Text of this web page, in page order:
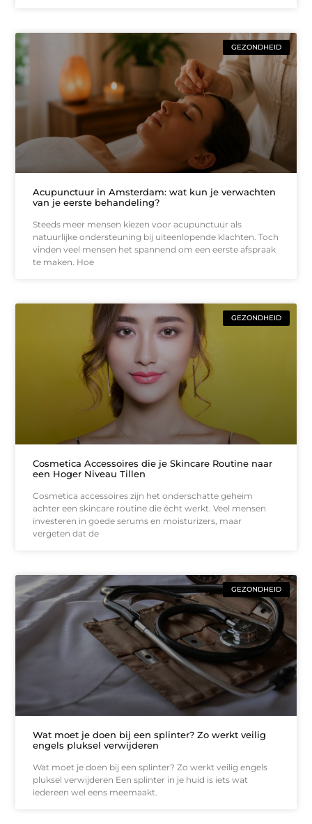
GEZONDHEID
Acupunctuur in Amsterdam: wat kun je verwachten
van je eerste behandeling?
Steeds meer mensen kiezen voor acupunctuur als
natuurlijke ondersteuning bij uiteenlopende klachten. Toch
vinden veel mensen het spannend om een eerste afspraak
te maken. Hoe
GEZONDHEID
Cosmetica Accessoires die je Skincare Routine naar
een Hoger Niveau Tillen
Cosmetica accessoires zijn het onderschatte geheim
achter een skincare routine die écht werkt. Veel mensen
investeren in goede serums en moisturizers, maar
vergeten dat de
GEZONDHEID
Wat moet je doen bij een splinter? Zo werkt veilig
engels pluksel verwijderen
Wat moet je doen bij een splinter? Zo werkt veilig engels
pluksel verwijderen Een splinter in je huid is iets wat
iedereen wel eens meemaakt.